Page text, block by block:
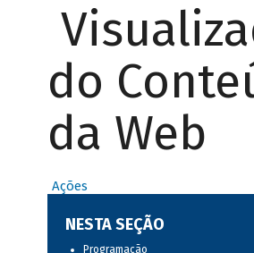
do
da Web
Ações
NESTA SEÇÃO
Programação